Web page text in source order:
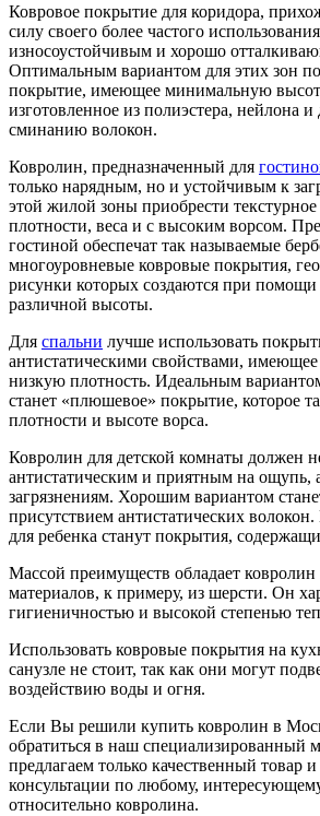
Ковровое покрытие для коридора,
силу своего более частого
износоустойчивым и хорошо
Оптимальным вариантом для этих зон
покрытие, имеющее минимальную
изготовленное из полиэстера, нейлона
сминанию волокон.
Ковролин, предназначенный для
только нарядным, но и устойчивым к
этой жилой зоны приобрести
плотности, веса и с высоким ворсом.
гостиной обеспечат так называемые
многоуровневые ковровые покрытия,
рисунки которых создаются при
различной высоты.
Для спальни лучше использовать
антистатическими свойствами,
низкую плотность. Идеальным
станет «плюшевое» покрытие, которое
плотности и высоте ворса.
Ковролин для детской комнаты должен
антистатическим и приятным на ощупь,
загрязнениям. Хорошим вариантом
присутствием антистатических
для ребенка станут покрытия,
Массой преимуществ обладает ковролин
материалов, к примеру, из шерсти. Он
гигиеничностью и высокой степенью
Использовать ковровые покрытия на
санузле не стоит, так как они могут
воздействию воды и огня.
Если Вы решили купить ковролин в
обратиться в наш специализированный
предлагаем только качественный товар
консультации по любому,
относительно ковролина.